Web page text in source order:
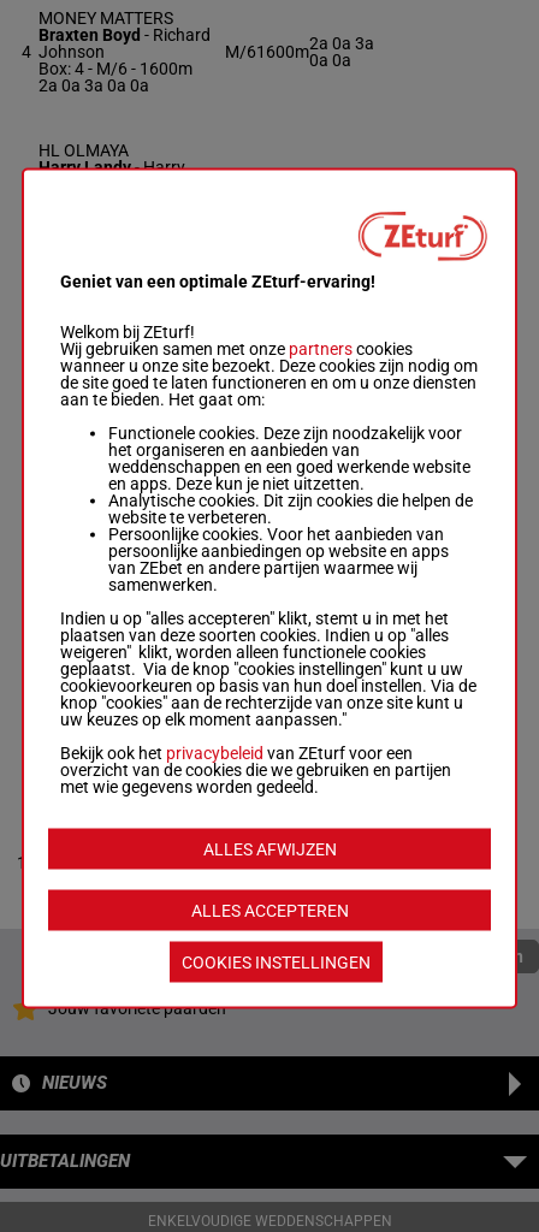
4
MONEY MATTERS
Braxten Boyd - Richard
Johnson
Box: 4 - M/6 - 1600m
2a 0a 3a 0a 0a
M/61600m2a 0a 3a
0a 0a
HL OLMAYA
Harry Landy-Harry
0a 4a 2a
MAKIN MAGIC TONITE
Box: 6 -M/7 - 1600m
0a 0a 0a 0a 0a
Leon Bailey-Irvin
R/7 - 1600m
0a 4a 0a 1a 0a
R/71600m0a 4a 0a
1a 0a
HOWLINGATHEMOON
Johnathan Ahle-Pat
Box: 8 -R/7 - 1600m
0a 0a 0a 0a
TEA LAKE
Vincent Ginsburg-
Christopher Choate
Box: 9 -M/4 - 1600m
0a 4a 0a 0a 3a
M/4 1600m0a 4a 0a
10
TOUGH MUSCLE
4a 0a 0a 0a 4a
4a 0a 0a
0a 4a
Quoteringen verversen
Jouw favoriete paarden
NIEUWS
UITBETALINGEN
ENKELVOUDIGE WEDDENSCHAPPEN
Geniet van een optimale ZEturf-ervaring!
Welkom bij ZEturf!
Wij gebruiken samen met onze partnerscookies
wanneer u onze site bezoekt. Deze cookies zijn nodig om
de site goed te laten functioneren en om u onze diensten
aan te bieden. Het gaat om:
Functionele cookies. Deze zijn noodzakelijk voor
het organiseren en aanbieden van
weddenschappen en een goed werkende website
en apps. Deze kun je niet uitzetten.
Analytische cookies. Dit zijn cookies die helpen de
website te verbeteren.
Persoonlijke cookies. Voor het aanbieden van
persoonlijke aanbiedingen op website en apps
van ZEbet en andere partijen waarmee wij
samenwerken.
Indien u op "alles accepteren" klikt, stemt u in met het
plaatsen van deze soorten cookies. Indien u op "alles
weigeren" klikt, worden alleen functionele cookies
geplaatst. Via de knop "cookies instellingen" kunt u uw
cookievoorkeuren op basis van hun doel instellen. Via de
knop "cookies" aan de rechterzijde van onze site kunt u
uw keuzes op elk moment aanpassen."
Bekijk ook het privacybeleid van ZEturf voor een
overzicht van de cookies die we gebruiken en partijen
met wie gegevens worden gedeeld.
ALLES ACCEPTEREN
ALLES AFWIJZEN
COOKIES INSTELLINGEN